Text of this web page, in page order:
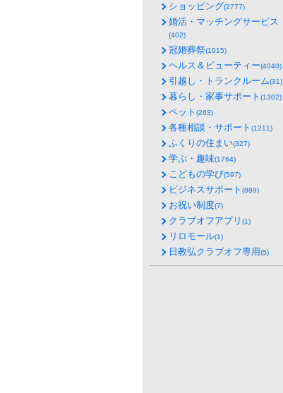
ショッピング(2777)
婚活・マッチングサービス
(402)
冠婚葬祭(1015)
ヘルス＆ビューティー(4040)
引越し・トランクルーム(31)
暮らし・家事サポート (1302)
ペット (263)
各種相談・サポート (1211)
ふくりの住まい(327)
学ぶ・趣味(1764)
こどもの学び(597)
ビジネスサポート (889)
お祝い制度(7)
クラブオフアプリ (1)
リロモール(1)
日教弘クラブオフ専用(5)